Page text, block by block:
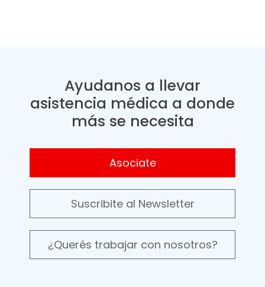
Ayudanos a llevar
asistencia médica a donde
más se necesita
Asociate
Suscribite al Newsletter
¿Querés trabajar con nosotros?